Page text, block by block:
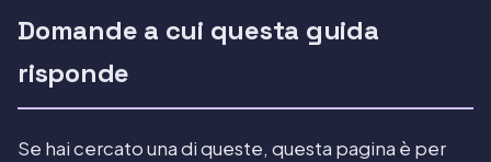
Domande a cui questa guida
risponde
Se hai cercato una di queste, questa pagina è per